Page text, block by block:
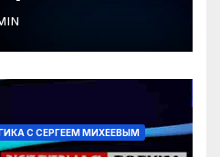
/ РЕН
07.08.2026
С СЕРГЕЕМ МИХЕЕВЫМ